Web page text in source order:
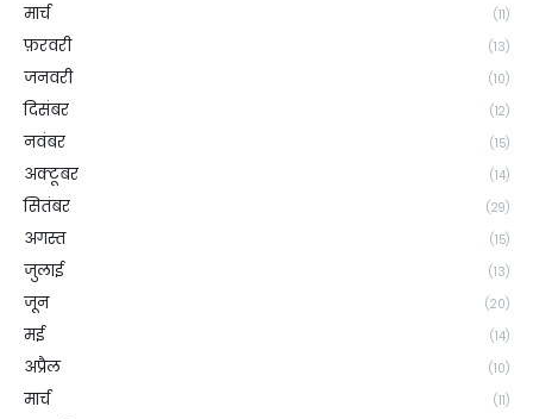
मार्च (11)
फ़रवरी (13)
जनवरी (10)
दिसंबर (12)
नवंबर (15)
अक्टूबर (14)
सितंबर (29)
अगस्त (15)
जुलाई (13)
जून (20)
मई (14)
अप्रैल (10)
मार्च (11)